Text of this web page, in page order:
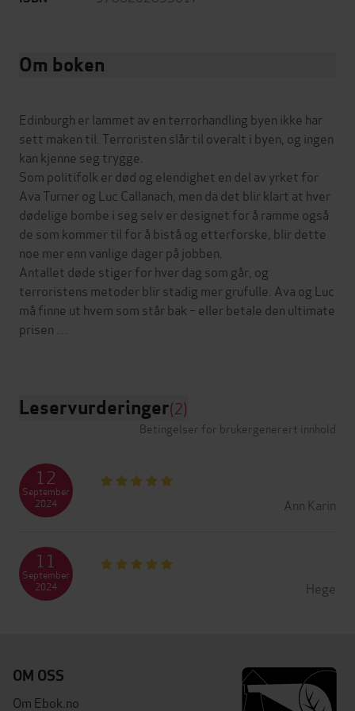
Om boken
Edinburgh er lammet av en terrorhandling byen ikke har
sett maken til. Terroristen slår til overalt i byen, og ingen
kan kjenne seg trygge.
Som politifolk er død og elendighet en del av yrket for
Ava Turner og Luc Callanach, men da det blir klart at hver
dødelige bombe i seg selv er designet for å ramme også
de som kommer til for å bistå og etterforske, blir dette
noe mer enn vanlige dager på jobben.
Antallet døde stiger for hver dag som går, og
terroristens metoder blir stadig mer grufulle. Ava og Luc
må finne ut hvem som står bak – eller betale den ultimate
prisen …
Leservurderinger(2)
Betingelser for brukergenerert innhold
Ann Karin
12
September
2024
Hege
11
September
2024
OM OSS
Om Ebok.no